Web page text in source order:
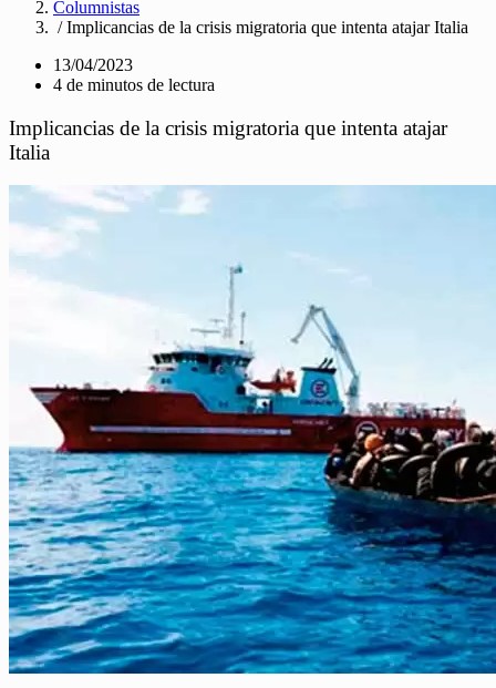
Columnistas
/ Implicancias de la crisis migratoria que intenta atajar Italia
13/04/2023
4 de minutos de lectura
Implicancias de la crisis migratoria que intenta atajar
Italia